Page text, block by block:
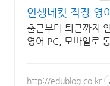
인생네컷 직장 영
스마트폰 동영상
출근부터 퇴근까지
영어 PC, 모바일로
http://edublog.co.kr